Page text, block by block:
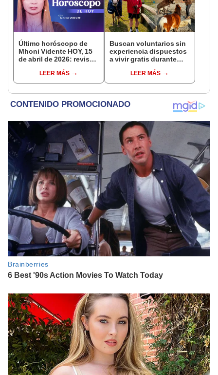
Último horóscopo de
Mhoni Vidente HOY, 15
de abril de 2026: revisa
signo y entérate si te
espera un día
LEER MÁS
Buscan voluntarios sin
experiencia dispuestos
a vivir gratis durante
cuidar caballos, burros
y otros animales
LEER MÁS